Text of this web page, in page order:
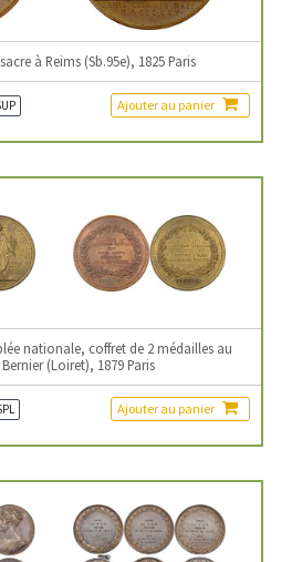
à Reims (Sb.95e), 1825 Paris
Ajouter au panier
nationale, coffret de 2 médailles au
(Loiret), 1879 Paris
Ajouter au panier